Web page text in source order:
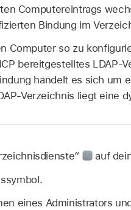
Computereintrags
Bindung im
Computer so zu
bereitgestelltes LDAP-
handelt es sich um
Verzeichnis liegt eine
auf
eines Administrators